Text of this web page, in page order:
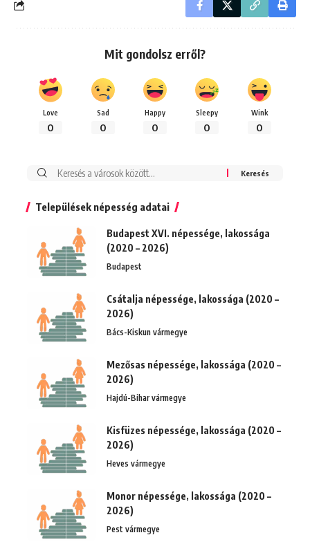
Mit gondolsz erről?
Love
0
Sad
0
Happy
0
Sleepy
0
Wink
0
Keresés:
Települések népesség adatai
Budapest XVI. népessége, lakossága
(2020 – 2026)
Budapest
Csátalja népessége, lakossága (2020 –
2026)
Bács-Kiskun vármegye
Mezősas népessége, lakossága (2020 –
2026)
Hajdú-Bihar vármegye
Kisfüzes népessége, lakossága (2020 –
2026)
Heves vármegye
Monor népessége, lakossága (2020 –
2026)
Pest vármegye